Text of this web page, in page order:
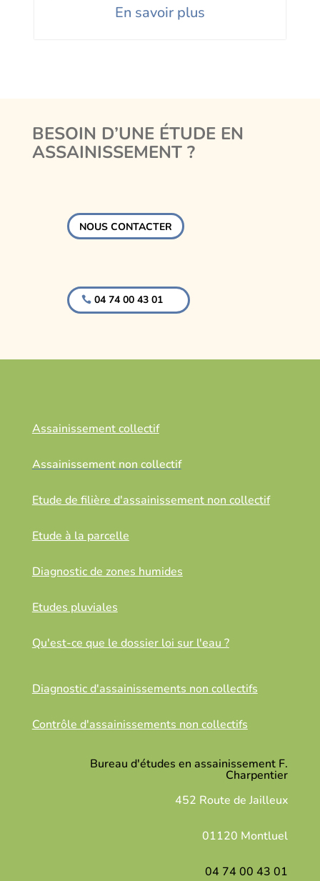
En savoir plus
BESOIN D’UNE ÉTUDE EN
ASSAINISSEMENT ?
NOUS CONTACTER
04 74 00 43 01
Assainissement collectif
Assainissement non collectif
Etude de filière d'assainissement non collectif
Etude à la parcelle
Diagnostic de zones humides
Etudes pluviales
Qu'est-ce que le dossier loi sur l'eau ?
Diagnostic d'assainissements non collectifs
Contrôle d'assainissements non collectifs
Bureau d'études en assainissement F.
Charpentier
452 Route de Jailleux
01120 Montluel
04 74 00 43 01